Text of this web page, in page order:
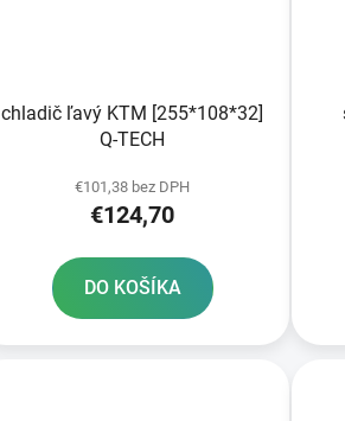
chladič ľavý KTM [255*108*32]
Q-TECH
€101,38 bez DPH
€124,70
DO KOŠÍKA